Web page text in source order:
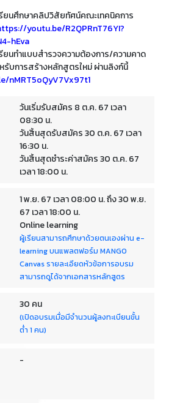
ยนศึกษาคลิปวิสัยทัศน์คณะเทคนิคการ
youtu.be/R2QPRnT76YI?
hEva
ยนทำแบบสำรวจความต้องการ/ความคาด
รับการสร้างหลักสูตรใหม่ ผ่านลิงก์นี้
nMRT5oQyV7Vx97t1
วันเริ่มรับสมัคร 8 ต.ค. 67 เวลา
08:30 น.
วันสิ้นสุดรับสมัคร 30 ต.ค. 67 เวลา
16:30 น.
วันสิ้นสุดชำระค่าสมัคร 30 ต.ค. 67
เวลา 18:00 น.
1 พ.ย. 67 เวลา 08:00 น. ถึง 30 พ.ย.
67 เวลา 18:00 น.
Online learning
ผู้เรียนสามารถศึกษาด้วยตนเองผ่าน e-
learning บนแพลตฟอร์ม MANGO
Canvas รายละเอียดหัวข้อการอบรม
สามารถดูได้จากเอกสารหลักสูตร
30 คน
(เปิดอบรมเมื่อมีจำนวนผู้ลงทะเบียนขั้น
ต่ำ 1 คน)
-